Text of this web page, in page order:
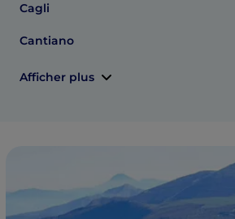
Cagli
Cantiano
Afficher plus